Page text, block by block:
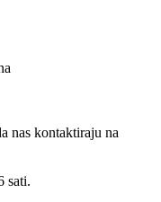
nas kontaktiraju na
sati.